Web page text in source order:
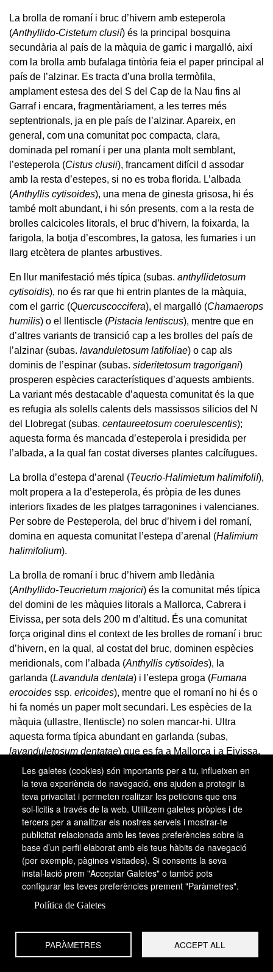
La brolla de romaní i bruc d’hivern amb esteperola
(Anthyllido-Cistetum clusií) és la principal bosquina
secundària al país de la màquia de garric i margalló, així
com la brolla amb bufalaga tintòria feia el paper principal al
país de l’alzinar. Es tracta d’una brolla termòfila,
amplament estesa des del S del Cap de la Nau fins al
Garraf i encara, fragmentàriament, a les terres més
septentrionals, ja en ple país de l’alzinar. Apareix, en
general, com una comunitat poc compacta, clara,
dominada pel romaní i per una planta molt semblant,
l’esteperola (Cistus clusii), francament difícil d assodar
amb la resta d’estepes, si no es troba florida. L’albada
(Anthyllis cytisoides), una mena de ginesta grisosa, hi és
també molt abundant, i hi són presents, com a la resta de
brolles calcicoles litorals, el bruc d’hivern, la foixarda, la
farigola, la botja d’escombres, la gatosa, les fumaries i un
llarg etcètera de plantes arbustives.
En llur manifestació més típica (subas. anthyllidetosum
cytisoidis), no és rar que hi entrin plantes de la màquia,
com el garric (Quercuscoccifera), el margalló (Chamaerops
humilis) o el llentiscle (Pistacia lentiscus), mentre que en
d’altres variants de transició cap a les brolles del país de
l’alzinar (subas. lavanduletosum latifoliae) o cap als
dominis de l’espinar (subas. sideritetosum tragorigani)
prosperen espècies característiques d’aquests ambients.
La variant més destacable d’aquesta comunitat és la que
es refugia als solells calents dels massissos silicios del N
del Llobregat (subas. centaureetosum coerulescentis);
aquesta forma és mancada d’esteperola i presidida per
l’albada, a la qual fan costat diverses plantes calcífugues.
La brolla d’estepa d’arenal (Teucrio-Halimietum halimifolií),
molt propera a la d’esteperola, és pròpia de les dunes
interiors fixades de les platges tarragonines i valencianes.
Per sobre de Pesteperola, del bruc d’hivern i del romaní,
domina en aquesta comunitat l’estepa d’arenal (Halimium
halimifolium).
La brolla de romaní i bruc d’hivern amb lledània
(Anthyllido-Teucrietum majorici) és la comunitat més típica
del domini de les màquies litorals a Mallorca, Cabrera i
Eivissa, per sota dels 200 m d’altitud. És una comunitat
força original dins el context de les brolles de romaní i bruc
d’hivern, en la qual, al costat del bruc, dominen espècies
meridionals, com l’albada (Anthyllis cytisoides), la
garlanda (Lavandula dentata) i l’estepa groga (Fumana
erocoides ssp. ericoides), mentre que el romaní no hi és o
hi fa només un paper molt secundari. Les espècies de la
màquia (ullastre, llentiscle) no solen mancar-hi. Ultra
aquesta forma típica abundant en garlanda (subas,
lavanduletosum dentatae) que es fa a Mallorca i a Eivissa,
als indrets més humits de Mallorca se n’hi fa una altra en la
qual manca la garlanda i és molt abundant la gatova
Genista tricuspidatavar.lucida), planta semblant a la
gatosa i endèmica de l’illa, i diverses orquídies (subas.
genitetosum lucidae). A Cabrera es fa només una forma
rica en estepa negra (Cistus monspeliensis), mancada tant
de garlanda com de gatova (subas.cistetosum
monspeliensis
).
Altres brolles de romaní i bruc d’hivern apareixen de
manera més localitzada. En sòls pobres i eixuts de les
lanuginosae ). Duu campanella lanuginosa (Convolvulus
Les galetes (cookies) són importants per a tu, influeixen en
la teva experiència de navegació, ens ajuden a protegir la
teva privacitat i permeten realitzar les peticions que ens
sol·licitis a través de la web. Utilitzem galetes pròpies i de
tercers per a analitzar els nostres serveis i mostrar-te
publicitat relacionada amb les teves preferències sobre la
base d’un perfil elaborat amb els teus hàbits de navegació
(per exemple, pàgines visitades). Si consents la seva
instal·lació prem "Acceptar Galetes" o també pots
configurar les teves preferències prement "Paràmetres".
Política de Galetes
PARÀMETRES ACCEPT ALL